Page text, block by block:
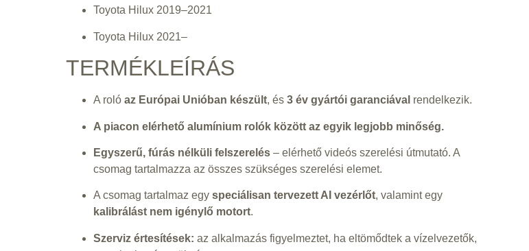
Toyota Hilux 2019–2021
Toyota Hilux 2021–
TERMÉKLEÍRÁS
A roló az Európai Unióban készült, és 3 év gyártói garanciával rendelkezik.
A piacon elérhető alumínium rolók között az egyik legjobb minőség.
Egyszerű, fúrás nélküli felszerelés – elérhető videós szerelési útmutató. A
csomag tartalmazza az összes szükséges szerelési elemet.
A csomag tartalmaz egy speciálisan tervezett AI vezérlőt, valamint egy
kalibrálást nem igénylő motort.
Szerviz értesítések: az alkalmazás figyelmeztet, ha eltömődtek a vízelvezetők,